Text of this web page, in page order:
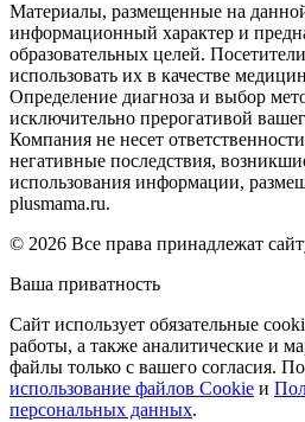
Материалы, размещенные на
информационный характер и
образовательных целей.
использовать их в качестве
Определение диагноза и выбор
исключительно прерогативой
Компания не несет
негативные последствия,
использования информации,
plusmama.ru.
© 2026 Все права принадлежат
Ваша приватность
Сайт использует обязательные
работы, а также аналитические и
файлы только с вашего согласия.
использование файлов Cookie и
персональных данных.